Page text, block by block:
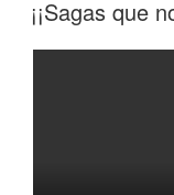
¡¡Sagas que